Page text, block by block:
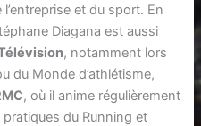
et du sport. En
Diagana est aussi
, notamment lors
du Monde d’athlétisme,
, où il anime régulièrement
du Running et